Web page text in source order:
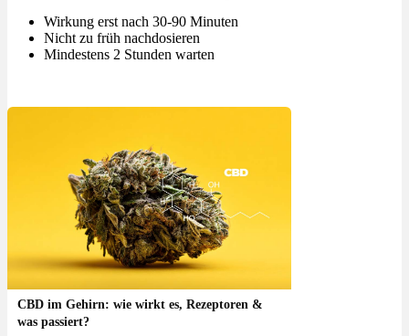
Wirkung erst nach 30-90 Minuten
Nicht zu früh nachdosieren
Mindestens 2 Stunden warten
CBD im Gehirn: wie wirkt es, Rezeptoren &
was passiert?